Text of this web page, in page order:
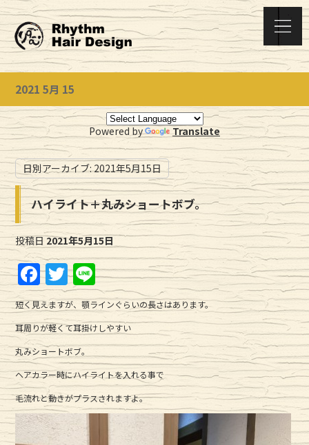
2021 5月 15
Powered by Translate
日別アーカイブ:2021年5月15日
ハイライト＋丸みショートボブ。
投稿日2021年5月15日
F
a
c
e
b
o
o
k
T
w
it
te
r
Li
n
e
短く見えますが、顎ラインぐらいの長さはあります。
耳周りが軽くて耳掛けしやすい
丸みショートボブ。
ヘアカラー時にハイライトを入れる事で
毛流れと動きがプラスされますよ。